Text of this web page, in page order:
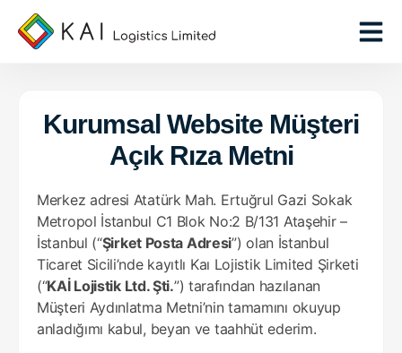
Kurumsal Website Müşteri
Açık Rıza Metni
Merkez adresi Atatürk Mah. Ertuğrul Gazi Sokak
Metropol İstanbul C1 Blok No:2 B/131 Ataşehir –
İstanbul (“Şirket Posta Adresi”) olan İstanbul
Ticaret Sicili’nde kayıtlı Kaı Lojistik Limited Şirketi
(“KAİ Lojistik Ltd. Şti.”) tarafından hazılanan
Müşteri Aydınlatma Metni’nin tamamını okuyup
anladığımı kabul, beyan ve taahhüt ederim.